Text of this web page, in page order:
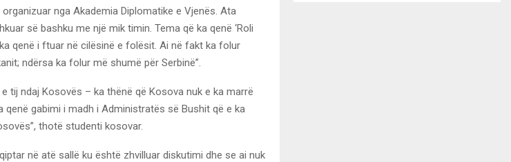
nga Akademia Diplomatike e Vjenës. Ata
së bashku me një mik timin. Tema që ka qenë ‘Roli
qenë i ftuar në cilësinë e folësit. Ai në fakt ka folur
ndërsa ka folur më shumë për Serbinë”.
tij ndaj Kosovës – ka thënë që Kosova nuk e ka marrë
qenë gabimi i madh i Administratës së Bushit që e ka
thotë studenti kosovar.
në atë sallë ku është zhvilluar diskutimi dhe se ai nuk